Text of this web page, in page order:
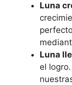
Luna
Luna
el